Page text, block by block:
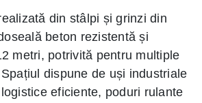
din stâlpi și grinzi din
beton rezistentă și
metri, potrivită pentru multiple
dispune de uși industriale
eficiente, poduri rulante